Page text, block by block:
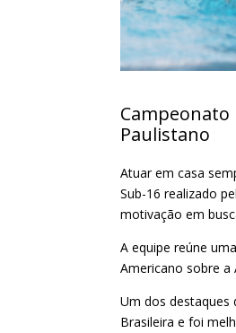
Campeonato
Paulistano
Atuar em casa
Sub-16 realizado
motivação em
A equipe reúne
Americano sobre a
Um dos destaques
Brasileira e foi